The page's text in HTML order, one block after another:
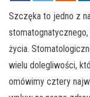
Szczęka to jedno z
życia.
wielu dolegliwości,
omówimy cztery